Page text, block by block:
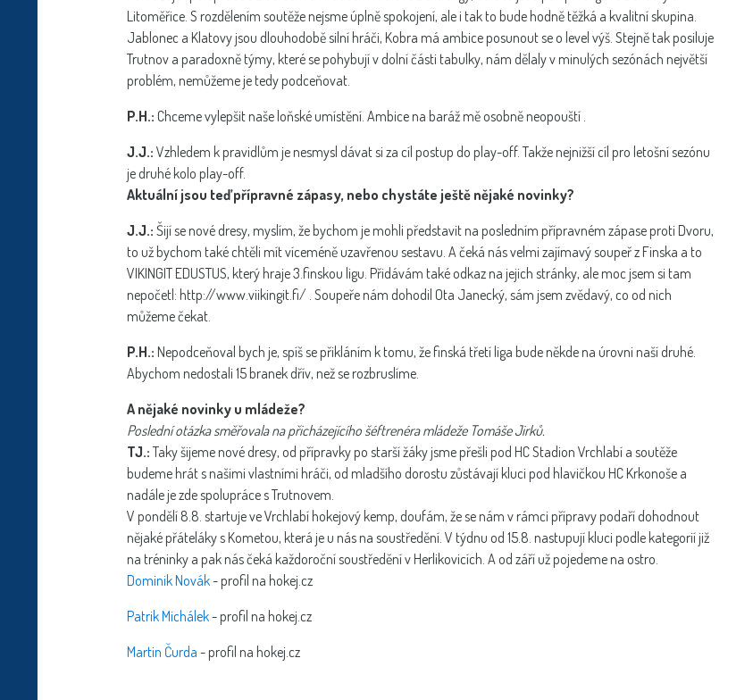
Litoměřice. S rozdělením soutěže nejsme úplně spokojení, ale i tak to bude hodně těžká a kvalitní skupina.
Jablonec a Klatovy jsou dlouhodobě silní hráči, Kobra má ambice posunout se o level výš. Stejně tak posiluje
Trutnov a paradoxně týmy, které se pohybují v dolní části tabulky, nám dělaly v minulých sezónách největší
problém, nemůžeme je tedy podceňovat.
P.H.: Chceme vylepšit naše loňské umístění. Ambice na baráž mě osobně neopouští .
J.J.: Vzhledem k pravidlům je nesmysl dávat si za cíl postup do play-off. Takže nejnižší cíl pro letošní sezónu
je druhé kolo play-off.
Aktuální jsou teď přípravné zápasy, nebo chystáte ještě nějaké novinky?
J.J.: Šijí se nové dresy, myslím, že bychom je mohli představit na posledním přípravném zápase proti Dvoru,
to už bychom také chtěli mít víceméně uzavřenou sestavu. A čeká nás velmi zajímavý soupeř z Finska a to
VIKINGIT EDUSTUS, který hraje 3.finskou ligu. Přidávám také odkaz na jejich stránky, ale moc jsem si tam
nepočetl: http://www.viikingit.fi/ . Soupeře nám dohodil Ota Janecký, sám jsem zvědavý, co od nich
můžeme čekat.
P.H.: Nepodceňoval bych je, spíš se přikláním k tomu, že finská třetí liga bude někde na úrovni naší druhé.
Abychom nedostali 15 branek dřív, než se rozbruslíme.
A nějaké novinky u mládeže?
Poslední otázka směřovala na přicházejícího šéftrenéra mládeže Tomáše Jirků.
TJ.:Taky šijeme nové dresy, od přípravky po starší žáky jsme přešli pod HC Stadion Vrchlabí a soutěže
budeme hrát s našimi vlastními hráči, od mladšího dorostu zůstávají kluci pod hlavičkou HC Krkonoše a
nadále je zde spolupráce s Trutnovem.
V pondělí 8.8. startuje ve Vrchlabí hokejový kemp, doufám, že se nám v rámci přípravy podaří dohodnout
nějaké přáteláky s Kometou, která je u nás na soustředění. V týdnu od 15.8. nastupují kluci podle kategorií již
na tréninky a pak nás čeká každoroční soustředění v Herlikovicích. A od září už pojedeme na ostro.
Dominik Novák- profil na hokej.cz
Patrik Michálek- profil na hokej.cz
Martin Čurda - profil na hokej.cz